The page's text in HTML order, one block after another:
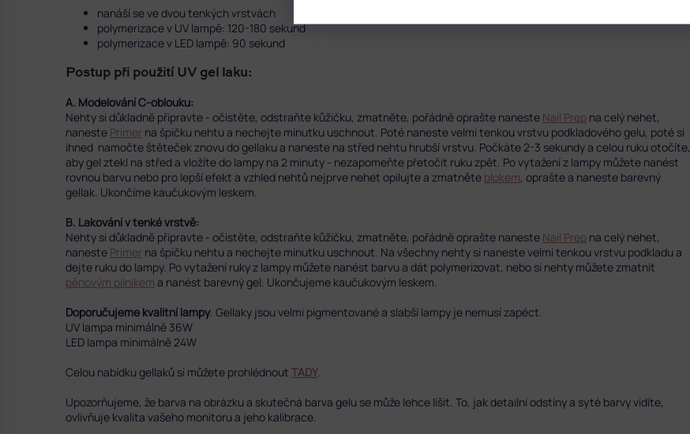
nanáší se ve dvou tenkých vrstvách
polymerizace v UV lampě: 120-180 sekund
polymerizace v LED lampě: 90 sekund
Postup při použití UV gel laku:
A. Modelování C-oblouku:
Nehty si důkladně připravte - očistěte, odstraňte kůžičku, zmatněte, pořádně oprašte naneste Nail Prep na celý nehet,
naneste Primer na špičku nehtu a nechejte minutku uschnout. Poté naneste velmi tenkou vrstvu podkladového gelu, poté si
ihned namočte štěteček znovu do gellaku a naneste na střed nehtu hrubší vrstvu. Počkáte 2-3 sekundy a celou ruku otočíte,
aby gel ztekl na střed a vložíte do lampy na 2 minuty - nezapomeňte přetočit ruku zpět. Po vytažení z lampy můžete nanést
rovnou barvu nebo pro lepší efekt a vzhled nehtů nejprve nehet opilujte a zmatněte blokem, oprašte a naneste barevný
gellak. Ukončíme kaučukovým leskem.
B. Lakování v tenké vrstvě:
Nehty si důkladně připravte - očistěte, odstraňte kůžičku, zmatněte, pořádně oprašte naneste Nail Prep na celý nehet,
naneste Primer na špičku nehtu a nechejte minutku uschnout. Na všechny nehty si naneste velmi tenkou vrstvu podkladu a
dejte ruku do lampy. Po vytažení ruky z lampy můžete nanést barvu a dát polymerizovat, nebo si nehty můžete zmatnit
pěnovým pilníkem a nanést barevný gel. Ukončujeme kaučukovým leskem.
Doporučujeme kvalitní lampy. Gellaky jsou velmi pigmentované a slabší lampy je nemusí zapéct.
UV lampa minimálně 36W
LED lampa minimálně 24W
Celou nabídku gellaků si můžete prohlédnout TADY.
Upozorňujeme, že barva na obrázku a skutečná barva gelu se může lehce lišit. To, jak detailní odstíny a syté barvy vidíte,
ovlivňuje kvalita vašeho monitoru a jeho kalibrace.